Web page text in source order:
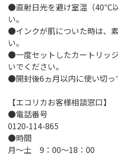
●直射日光を避け室温（40℃
い。
●インクが肌についた時は、
い。
●一度セットしたカートリッ
いでください。
●開封後6ヵ月以内に使い切っ
【エコリカお客様相談窓口】
●電話番号
0120-114-865
●時間
月～土 9：00～18：00